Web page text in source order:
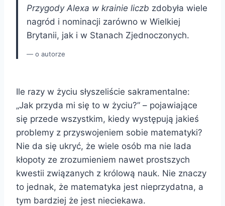
Przygody Alexa w krainie liczb zdobyła wiele
nagród i nominacji zarówno w Wielkiej
Brytanii, jak i w Stanach Zjednoczonych.
o autorze
Ile razy w życiu słyszeliście sakramentalne:
„Jak przyda mi się to w życiu?” – pojawiające
się przede wszystkim, kiedy występują jakieś
problemy z przyswojeniem sobie matematyki?
Nie da się ukryć, że wiele osób ma nie lada
kłopoty ze zrozumieniem nawet prostszych
kwestii związanych z królową nauk. Nie znaczy
to jednak, że matematyka jest nieprzydatna, a
tym bardziej że jest nieciekawa.